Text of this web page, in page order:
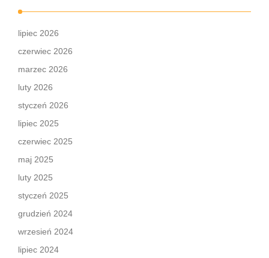
lipiec 2026
czerwiec 2026
marzec 2026
luty 2026
styczeń 2026
lipiec 2025
czerwiec 2025
maj 2025
luty 2025
styczeń 2025
grudzień 2024
wrzesień 2024
lipiec 2024